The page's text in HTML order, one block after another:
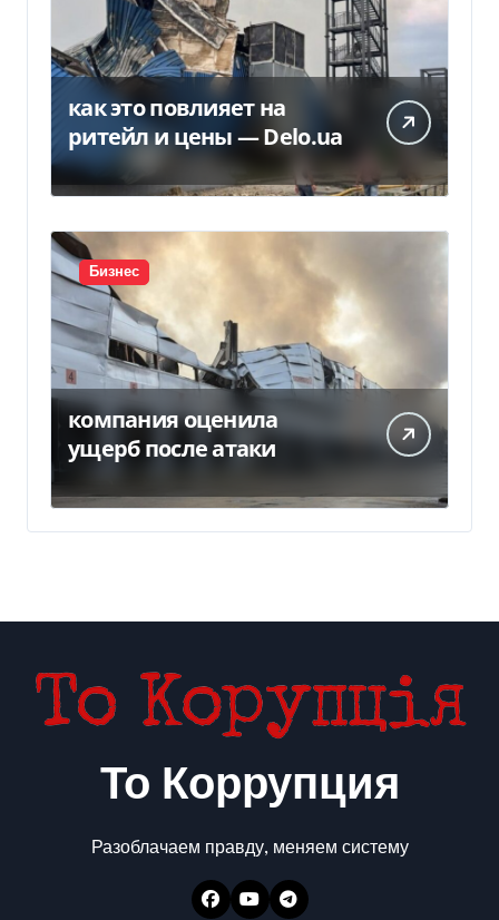
как это повлияет на
ритейл и цены — Delo.ua
Бизнес
компания оценила
ущерб после атаки
То Коррупция
Разоблачаем правду, меняем систему